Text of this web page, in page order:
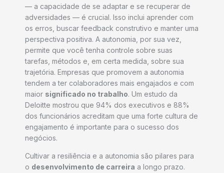
— a capacidade de se adaptar e se recuperar de
adversidades — é crucial. Isso inclui aprender com
os erros, buscar feedback construtivo e manter uma
perspectiva positiva. A autonomia, por sua vez,
permite que você tenha controle sobre suas
tarefas, métodos e, em certa medida, sobre sua
trajetória. Empresas que promovem a autonomia
tendem a ter colaboradores mais engajados e com
maior significado no trabalho. Um estudo da
Deloitte mostrou que 94% dos executivos e 88%
dos funcionários acreditam que uma forte cultura de
engajamento é importante para o sucesso dos
negócios.
Cultivar a resiliência e a autonomia são pilares para
o desenvolvimento de carreira a longo prazo.